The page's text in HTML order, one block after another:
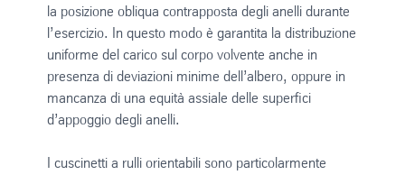
la posizione obliqua contrapposta degli anelli durante
l’esercizio. In questo modo è garantita la distribuzione
uniforme del carico sul corpo volvente anche in
presenza di deviazioni minime dell’albero, oppure in
mancanza di una equità assiale delle superfici
d’appoggio degli anelli.
I cuscinetti a rulli orientabili sono particolarmente